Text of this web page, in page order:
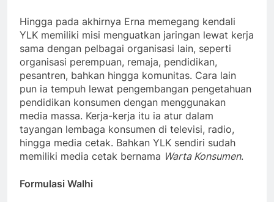
Hingga pada akhirnya Erna memegang kendali
YLK memiliki misi menguatkan jaringan lewat kerja
sama dengan pelbagai organisasi lain, seperti
organisasi perempuan, remaja, pendidikan,
pesantren, bahkan hingga komunitas. Cara lain
pun ia tempuh lewat pengembangan pengetahuan
pendidikan konsumen dengan menggunakan
media massa. Kerja-kerja itu ia atur dalam
tayangan lembaga konsumen di televisi, radio,
hingga media cetak. Bahkan YLK sendiri sudah
memiliki media cetak bernama Warta Konsumen.
Formulasi Walhi